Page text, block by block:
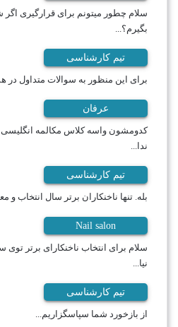
سلام چطور میتونم برای قرارگیری اگر
بگیرم؟...
تیم کارشناسی
برای این منظور به سوالات متداول در
عرفان
کدومشون واسه کلاس مکالمه
ندا...
تیم کارشناسی
بله. تنها ناخنکاران برتر سال انتخاب و
Nail salon
سلام برای انتخاب ناخنکارای برتر
نیا...
تیم کارشناسی
از بازخورد شما سپاسگزاریم...